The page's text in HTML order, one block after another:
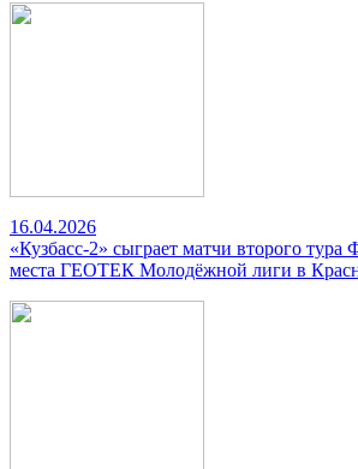
16.04.2026
«Кузбасс-2» сыграет матчи второго тура
места ГЕОТЕК Молодёжной лиги в